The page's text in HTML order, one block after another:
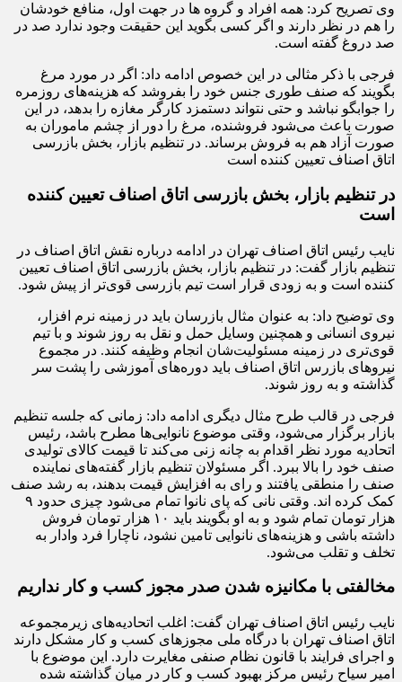
وی تصریح کرد: همه افراد و گروه ها در جهت اول، منافع خودشان
را هم در نظر دارند و اگر کسی بگوید این حقیقت وجود ندارد صد در
صد دروغ گفته است.
فرجی با ذکر مثالی در این خصوص ادامه داد: اگر در مورد مرغ
بگویند که صنف طوری جنس خود را بفروشد که هزینه‌های روزمره
را جوابگو نباشد و حتی نتواند دستمزد کارگر مغازه را بدهد، در این
صورت باعث می‌شود فروشنده، مرغ را دور از چشم ماموران به
صورت آزاد هم به فروش برساند. در تنظیم بازار، بخش بازرسی
اتاق اصناف تعیین کننده است
در تنظیم بازار، بخش بازرسی اتاق اصناف تعیین کننده
است
نایب رئیس اتاق اصناف تهران در ادامه درباره نقش اتاق اصناف در
تنظیم بازار گفت: در تنظیم بازار، بخش بازرسی اتاق اصناف تعیین
کننده است و به زودی قرار است تیم بازرسی قوی‌تر از پیش شود.
وی توضیح داد: به عنوان مثال بازرسان باید در زمینه نرم افزار،
نیروی انسانی و همچنین وسایل حمل و نقل به روز شوند و با تیم
قوی‌تری در زمینه مسئولیت‌شان انجام وظیفه کنند. در مجموع
نیروهای بازرس اتاق اصناف باید دوره‌های آموزشی را پشت سر
گذاشته و به روز شوند.
فرجی در قالب طرح مثال دیگری ادامه داد: زمانی که جلسه تنظیم
بازار برگزار می‌شود، وقتی موضوع نانوایی‌ها مطرح باشد، رئیس
اتحادیه مورد نظر اقدام به چانه زنی می‌کند تا قیمت کالای تولیدی
صنف خود را بالا ببرد. اگر مسئولان تنظیم بازار گفته‌های نماینده
صنف را منطقی یافتند و رای به افزایش قیمت بدهند، به رشد صنف
کمک کرده اند. وقتی نانی که پای نانوا تمام می‌شود چیزی حدود ۹
هزار تومان تمام شود و به او بگویند باید ۱۰ هزار تومان فروش
داشته باشی و هزینه‌های نانوایی تامین نشود، ناچارا فرد وادار به
تخلف و تقلب می‌شود.
مخالفتی با مکانیزه شدن صدر مجوز کسب و کار نداریم
نایب رئیس اتاق اصناف تهران گفت: اغلب اتحادیه‌های زیرمجموعه
اتاق اصناف تهران با درگاه ملی مجوزهای کسب و کار مشکل دارند
و اجرای فرایند با قانون نظام صنفی مغایرت دارد. این موضوع با
امیر سیاح رئیس مرکز بهبود کسب و کار در میان گذاشته شده